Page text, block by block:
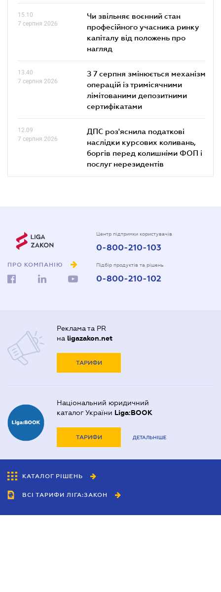
15.10
7 серпня 2026
Чи звільняє воєнний стан
професійного учасника ринку
капіталу від положень про
нагляд
13.40
7 серпня 2026
З 7 серпня змінюється механізм
операцій із тримісячними
лімітованими депозитними
сертифікатами
12.09
7 серпня 2026
ДПС роз'яснила податкові
наслідки курсових коливань,
боргів перед колишніми ФОП і
послуг нерезидентів
ПРО КОМПАНІЮ
Центр підтримки користувачів
0-800-210-103
Підбір продуктів та рішень
0-800-210-102
Реклама та PR
на ligazakon.net
ТАРИФИ
Національний юридичний
каталог України Liga:BOOK
ТАРИФИ ДЕТАЛЬНІШЕ
КАТАЛОГ РІШЕНЬ
ВСІ ТАРИФИ ЛІГА:ЗАКОН